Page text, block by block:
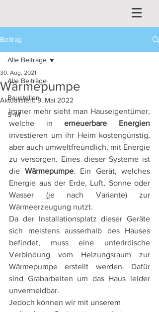
Beitrag
Alle Beiträge
Baustellen
S+M
Alle Beiträge
Wärmepumpe
30. Aug. 2021
Aktualisiert:9. Mai 2022
Immer mehr sieht man Hauseigentümer,
welche in erneuerbare Energien
investieren um ihr Heim kostengünstig,
aber auch umweltfreundlich, mit Energie
zu versorgen. Eines dieser Systeme ist
die Wärmepumpe. Ein Gerät, welches
Energie aus der Erde, Luft, Sonne oder
Wasser (je nach Variante) zur
Wärmeerzeugung nutzt.
Da der Installationsplatz dieser Geräte
sich meistens ausserhalb des Hauses
befindet, muss eine unterirdische
Verbindung vom Heizungsraum zur
Wärmepumpe erstellt werden. Dafür
sind Grabarbeiten um das Haus leider
unvermeidbar.
Jedoch können wir mit unserem